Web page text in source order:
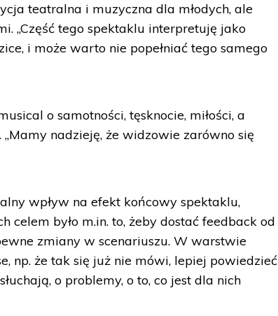
teatralna i muzyczna dla młodych, ale
„Część tego spektaklu interpretuję jako
i może warto nie popełniać tego samego
o samotności, tęsknocie, miłości, a
nadzieję, że widzowie zarówno się
wpływ na efekt końcowy spektaklu,
celem było m.in. to, żeby dostać feedback od
zmiany w scenariuszu. W warstwie
np. że tak się już nie mówi, lepiej powiedzieć
o problemy, o to, co jest dla nich